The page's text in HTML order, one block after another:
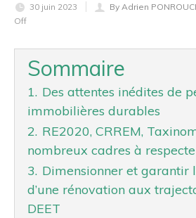
30 juin 2023 By Adrien
Off
Sommaire
1. Des attentes inédites de
immobilières durables
2. RE2020, CRREM,
nombreux cadres à
3. Dimensionner et garantir
d’une rénovation aux
DEET